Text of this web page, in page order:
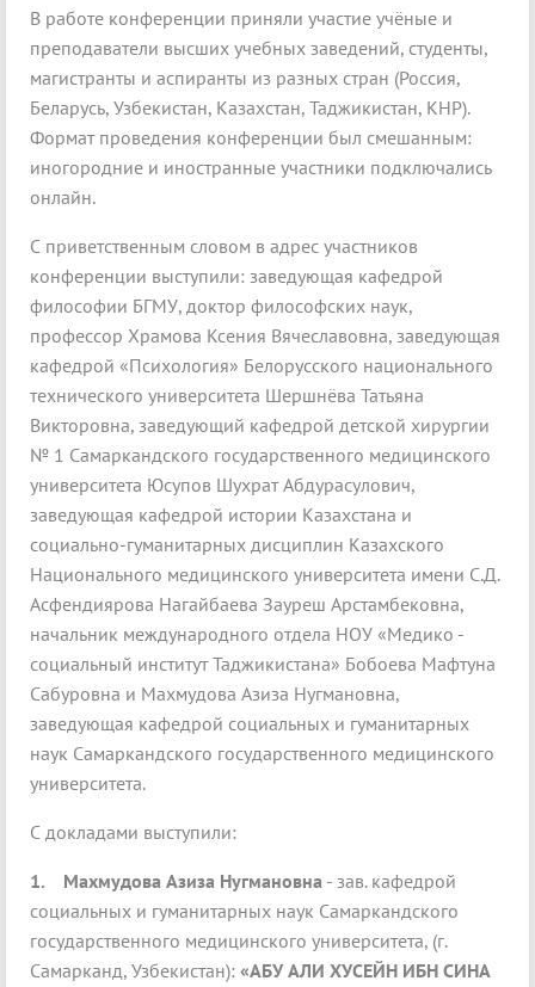
В работе конференции приняли участие учёные и
преподаватели высших учебных заведений, студенты,
магистранты и аспиранты из разных стран (Россия,
Беларусь, Узбекистан, Казахстан, Таджикистан, КНР).
Формат проведения конференции был смешанным:
иногородние и иностранные участники подключались
онлайн.
С приветственным словом в адрес участников
конференции выступили: заведующая кафедрой
философии БГМУ, доктор философских наук,
профессор Храмова Ксения Вячеславовна, заведующая
кафедрой «Психология» Белорусского национального
технического университета Шершнёва Татьяна
Викторовна, заведующий кафедрой детской хирургии
№ 1 Самаркандского государственного медицинского
университета Юсупов Шухрат Абдурасулович,
заведующая кафедрой истории Казахстана и
социально-гуманитарных дисциплин Казахского
Национального медицинского университета имени С.Д.
Асфендиярова Нагайбаева Зауреш Арстамбековна,
начальник международного отдела НОУ «Медико -
социальный институт Таджикистана» Бобоева Мафтуна
Сабуровна и Махмудова Азиза Нугмановна,
заведующая кафедрой социальных и гуманитарных
наук Самаркандского государственного медицинского
университета.
С докладами выступили:
1. Махмудова Азиза Нугмановна - зав. кафедрой
социальных и гуманитарных наук Самаркандского
государственного медицинского университета, (г.
Самарканд, Узбекистан): «АБУ АЛИ ХУСЕЙН ИБН СИНА